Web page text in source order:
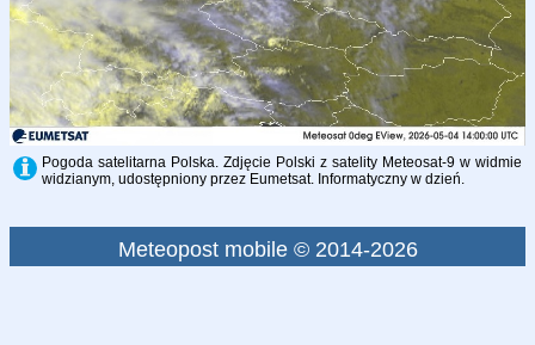
Pogoda satelitarna Polska. Zdjęcie Polski z satelity Meteosat-9 w widmie
widzianym, udostępniony przez Eumetsat. Informatyczny w dzień.
Meteopost mobile © 2014-2026